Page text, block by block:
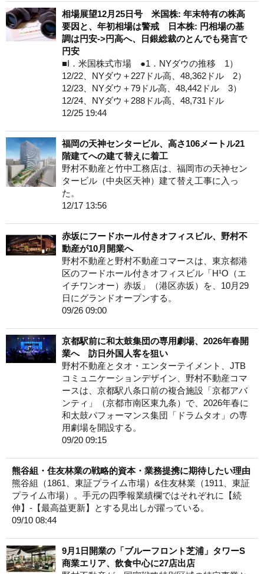
相場展望12月25日号 米国株: 年末特有の株高
要因と、年初相場は警戒 日本株: 円相場の基
調は円安->円高へ、日銀総裁のとんでも発言で
円安
■I．米国株式市場 ●1．NYダウの推移 1）
12/22、NYダウ＋227ドル高、48,362ドル 2）
12/23、NYダウ＋79ドル高、48,442ドル 3）
12/24、NYダウ＋288ドル高、48,731ドル
12/25 19:44
福岡の天神センタービル、高さ106メートル21
階建てへの建て替えに着工
野村不動産と竹中工務店は、福岡市の天神セン
タービル（中央区天神）建て替え工事に入っ
た。
12/17 13:56
赤坂にフードホール付きオフィスビル、野村不
動産が10月開業へ
野村不動産と野村不動産コマースは、東京都港
区のフードホール付きオフィスビル「H¹O（エ
イチワンオー）赤坂」（港区赤坂）を、10月29
日にグランドオープンする。
09/26 09:00
京都駅前に和太鼓集団の専用劇場、2026年春開
業へ 訪日外国人客を狙い
野村不動産とタオ・エンターテイメント、JTB
コミュニケーションデザイン、野村不動産コマ
ースは、京都駅八条口前の複合施設「京都アバ
ンティ」（京都市南区東九条）で、2026年春に
和太鼓パフォーマンス集団「ドラムタオ」の専
用劇場を開設する。
09/20 09:15
熊谷組・住友林業の戦略的資本・業務提携に期待したい理由
熊谷組（1861、東証プライム市場）&住友林業（1911、東証
プライム市場）。手元の四季報業績欄ではそれぞれに【続
伸】-【最高益更新】とする見出しが躍っている。
09/10 08:44
9月1日開業の「ブルーフロント芝浦」タワーS
商業エリア、飲食中心に27店出店